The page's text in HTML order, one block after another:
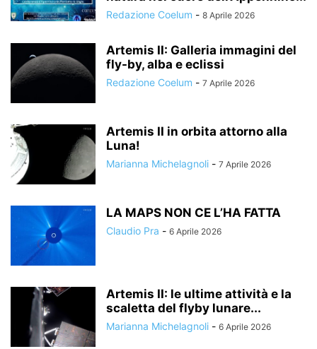
Redazione Coelum - 8 Aprile 2026
Artemis II: Galleria immagini del
fly-by, alba e eclissi
Redazione Coelum - 7 Aprile 2026
Artemis II in orbita attorno alla
Luna!
Marianna Michelagnoli - 7 Aprile 2026
LA MAPS NON CE L’HA FATTA
Claudio Pra - 6 Aprile 2026
Artemis II: le ultime attività e la
scaletta del flyby lunare...
Marianna Michelagnoli - 6 Aprile 2026